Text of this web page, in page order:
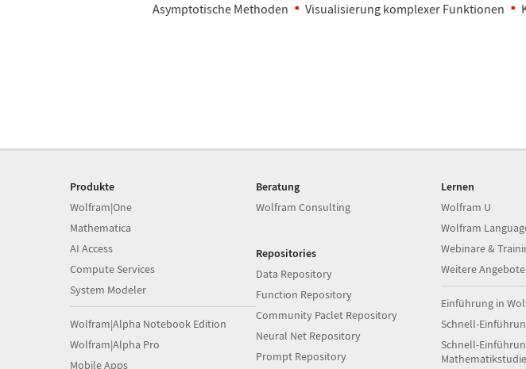
Asymptotische Methoden Visualisierung komplexer Funktionen
Produkte
Wolfram|One
Mathematica
AI Access
Compute Services
System Modeler
Wolfram|Alpha Notebook Edition
Wolfram|Alpha Pro
Mobile Apps
Beratung
Wolfram Consulting
Repositories
Data Repository
Function Repository
Community Paclet Repository
Neural Net Repository
Prompt Repository
Lernen
Wolfram U
Wolfram
Webinare &
Weitere
Einführung in
Schnell-
Schnell-